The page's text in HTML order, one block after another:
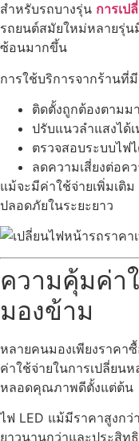
สำหรับรถบางรุ่น การเป
รถยนต์สมัยใหม่หลายรุ่
ซ้อนมากขึ้น
การใช้บริการจากร้านที่
ติดตั้งถูกต้องตามม
ปรับแนวลำแสงได้
ตรวจสอบระบบไฟ
ลดความเสี่ยงต่อค
แม้จะมีค่าใช้จ่ายเพิ่มเติ
ปลอดภัยในระยะยาว
ความคุ้มค่า
มองข้าม
หลายคนมองเพียงราคา
ค่าใช้จ่ายในการเปลี่ยน
หลอดคุณภาพดีตั้งแต่ต้น
ไฟ LED แม้มีราคาสูงกว่
ยาวนานกว่าและประสิท